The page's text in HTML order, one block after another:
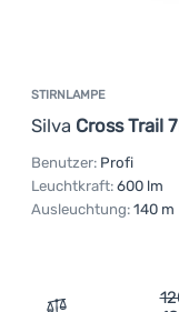
STIRNLAMPE
Silva Cross Trail
Benutzer: Profi
Leuchtkraft: 600 lm
Ausleuchtung: 140 m